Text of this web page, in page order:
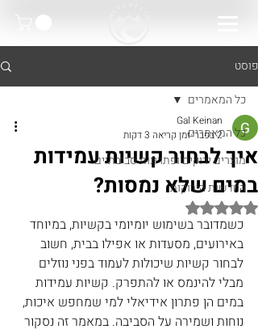
פוסט
כל המאמרים
מוצרים ירוקים ופתרונות סביבתיים
החדשות הירוקות
כל המאמרים
איך לבחור קשיות עמידות
במים שלא נמסות?
Gal Keinan
2 בפבר׳
זמן קריאה 3 דקות
דירוג של NaN מתוך 5 כוכבים
כשמדובר בשימוש יומיומי בקשיות, במיוחד
באירועים, מסעדות או אפילו בבית, חשוב
לבחור קשיות שיכולות לעמוד בפני נוזלים
מבלי להינמס או להתפרק. קשיות עמידות
במים הן פתרון אידיאלי למי שמחפש איכות,
נוחות ושמירה על הסביבה. במאמר זה נסקור